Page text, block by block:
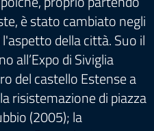
è stato cambiato negli
della città. Suo il
all’Expo di Siviglia
del castello Estense a
risistemazione di piazza
(2005); la